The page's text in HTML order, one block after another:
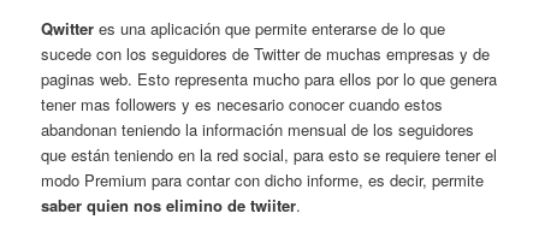
Qwitter es una aplicación que permite enterarse de lo que
sucede con los seguidores de Twitter de muchas empresas y de
paginas web. Esto representa mucho para ellos por lo que genera
tener mas followers y es necesario conocer cuando estos
abandonan teniendo la información mensual de los seguidores
que están teniendo en la red social, para esto se requiere tener el
modo Premium para contar con dicho informe, es decir, permite
saber quien nos elimino de twiiter.